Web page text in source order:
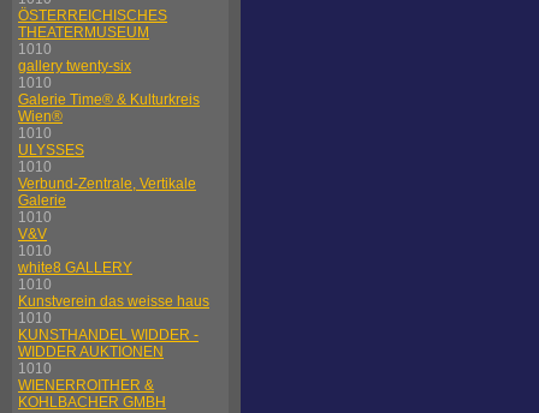
ÖSTERREICHISCHES
THEATERMUSEUM
1010
gallery twenty-six
1010
Galerie Time® & Kulturkreis
Wien®
1010
ULYSSES
1010
Verbund-Zentrale, Vertikale
Galerie
1010
V&V
1010
white8 GALLERY
1010
Kunstverein das weisse haus
1010
KUNSTHANDEL WIDDER -
WIDDER AUKTIONEN
1010
WIENERROITHER &
KOHLBACHER GMBH